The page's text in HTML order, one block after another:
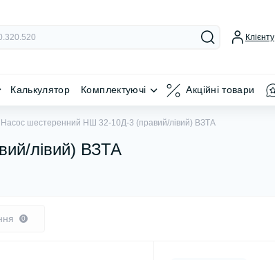
Клієнту
Калькулятор Комплектуючі Акційні товари
Насос шестеренний НШ 32-10Д-3 (правий/лівий) ВЗТА
лівий) ВЗТА
0